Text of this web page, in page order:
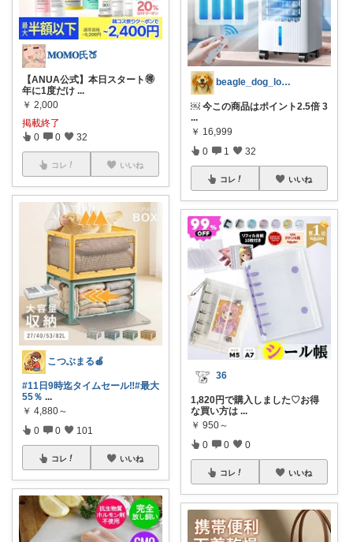
𝐌𝐎𝐌𝐎氏🍑
【ANUA公式】本日スタート🉐
年に1度だけ ...
￥ 2,000
掲載終了
0 0 32
コレ いいね
こつぶまる🍎
#11日9時迄タイムセール‼️#最大
55％ ...
￥ 4,880～
0 0 101
コレ いいね
beagle_dog_love_life
￼ 今この商品はポイント2.5倍 3
...
￥ 16,999
0 1 32
コレ いいね
36
1,820円で購入しました♡お得
な買い方は ...
￥ 950～
0 0 0
コレ いいね